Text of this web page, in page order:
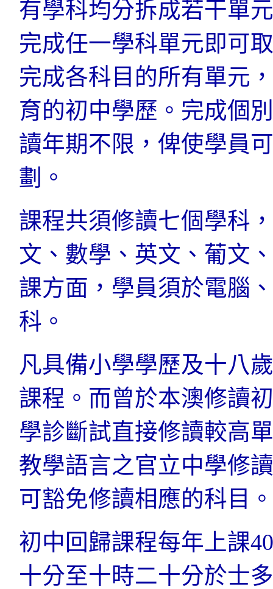
有學科均分拆成若干單
完成任一學科單元即可
完成各科目的所有單元
育的初中學歷。完成個
讀年期不限，俾使學員
劃。
課程共須修讀七個學科
文、數學、英文、葡文
課方面，學員須於電腦
科。
凡具備小學學歷及十八
課程。而曾於本澳修讀
學診斷試直接修讀較高
教學語言之官立中學修
可豁免修讀相應的科目。
初中回歸課程每年上課
十分至十時二十分於士